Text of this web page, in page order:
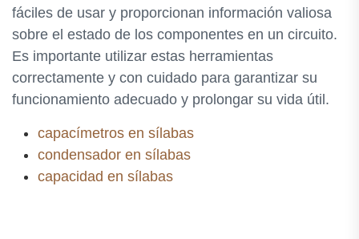
fáciles de usar y proporcionan información valiosa
sobre el estado de los componentes en un circuito.
Es importante utilizar estas herramientas
correctamente y con cuidado para garantizar su
funcionamiento adecuado y prolongar su vida útil.
capacímetros en sílabas
condensador en sílabas
capacidad en sílabas